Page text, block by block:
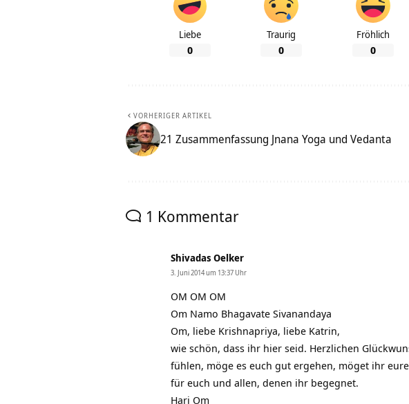
Liebe
0
Traurig
0
Fröhlich
0
VORHERIGER ARTIKEL
21 Zusammenfassung Jnana Yoga und Vedanta
1 Kommentar
Shivadas Oelker
3. Juni 2014 um 13:37 Uhr
OM OM OM
Om Namo Bhagavate Sivanandaya
Om, liebe Krishnapriya, liebe Katrin,
wie schön, dass ihr hier seid. Herzlichen
fühlen, möge es euch gut ergehen, möget ihr
für euch und allen, denen ihr begegnet.
Hari Om